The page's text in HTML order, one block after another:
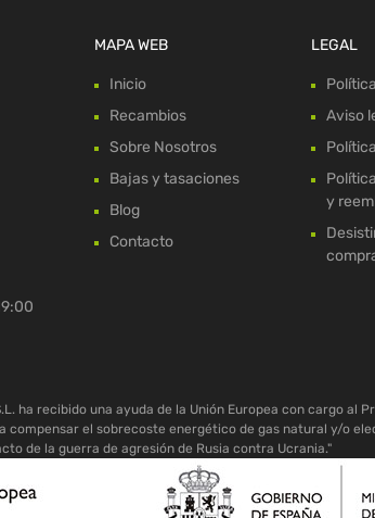
MAPA WEB
Inicio
Recambios
Sobre Nosotros
Bajas y tasaciones
Blog
Contacto
LEGAL
Aviso
y
ha recibido una ayuda de la Unión Europea con cargo
compensar el sobrecoste energético de gas natural y/
de la guerra de agresión de Rusia contra Ucrania."